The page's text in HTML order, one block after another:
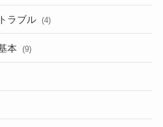
ラブル (4)
本 (9)